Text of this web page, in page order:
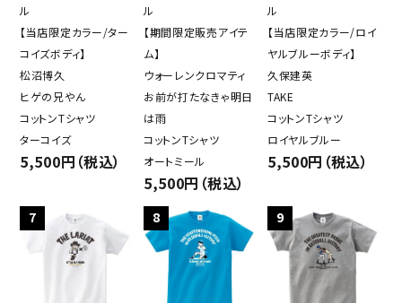
ル
【当店限定カラー/ター
コイズボディ】
松沼博久
ヒゲの兄やん
コットンTシャツ
ターコイズ
5,500円（税込）
ル
【期間限定販売アイテ
ム】
ウォーレンクロマティ
お前が打たなきゃ明日
は雨
コットンTシャツ
オートミール
5,500円（税込）
ル
【当店限定カラー/ロイ
ヤルブルーボディ】
久保建英
TAKE
コットンTシャツ
ロイヤルブルー
5,500円（税込）
7 8 9